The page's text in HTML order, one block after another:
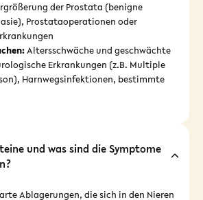
der Prostata (benigne
Prostataoperationen oder
Altersschwäche und geschwächte
Erkrankungen (z.B. Multiple
Harnwegsinfektionen, bestimmte
und was sind die Symptome
Ablagerungen, die sich in den Nieren